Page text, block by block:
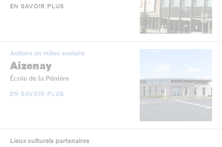
EN SAVOIR PLUS
Actions en milieu scolaire
Aizenay
École de la Pénière
EN SAVOIR PLUS
Lieux culturels partenaires